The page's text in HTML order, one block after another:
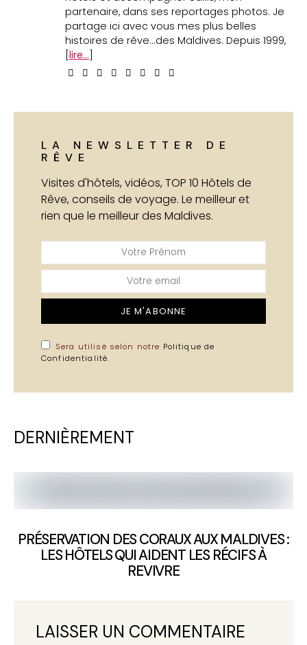
partenaire, dans ses reportages photos. Je
partage ici avec vous mes plus belles
histoires de rêve...des Maldives. Depuis 1999,
lire...
LA NEWSLETTER DE
RÊVE
Visites d'hôtels, vidéos, TOP 10 Hôtels de
Rêve, conseils de voyage. Le meilleur et
rien que le meilleur des Maldives.
JE M'ABONNE
Sera utilisé selon notre Politique de
Confidentialité.
DERNIÈREMENT
PRÉSERVATION DES CORAUX AUX MALDIVES :
LES HÔTELS QUI AIDENT LES RÉCIFS À
REVIVRE
LAISSER UN COMMENTAIRE